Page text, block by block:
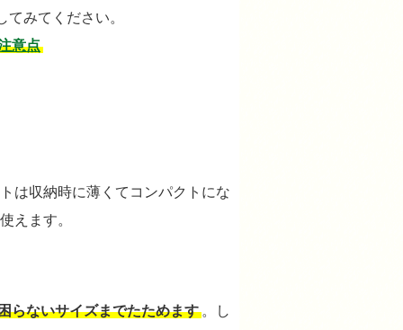
みてください。
意点
は収納時に薄くてコンパクトにな
えます。
らないサイズまでたためます 。し